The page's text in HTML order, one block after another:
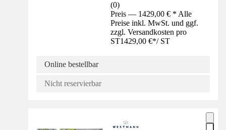
(0)
Preis — 1429,00 € * Alle
Preise inkl. MwSt. und ggf.
zzgl. Versandkosten pro
ST1429,00 €*/ ST
Online bestellbar
Nicht reservierbar